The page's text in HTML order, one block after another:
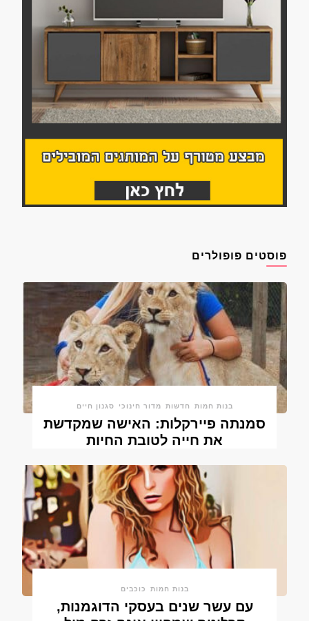
פוסטים פופולרים
בנות חמות חדשות מדור חינוכי סגנון חיים
סמנתה פיירקלות: האישה שמקדשת
את חייה לטובת החיות
בנות חמות כוכבים
עם עשר שנים בעסקי הדוגמנות,